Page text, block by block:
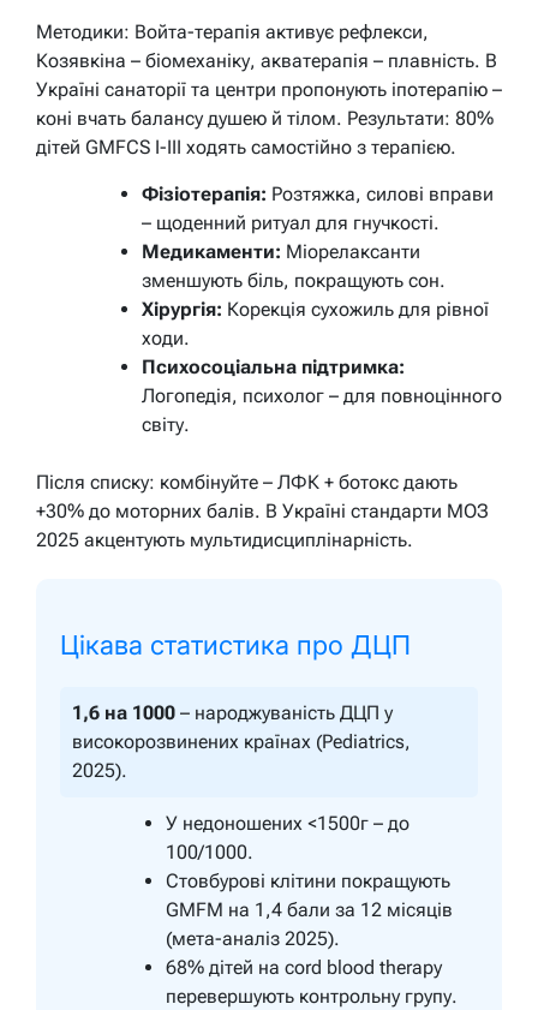
Методики: Войта-терапія активує рефлекси,
Козявкіна – біомеханіку, акватерапія – плавність. В
Україні санаторії та центри пропонують іпотерапію –
коні вчать балансу душею й тілом. Результати: 80%
дітей GMFCS I-III ходять самостійно з терапією.
Фізіотерапія: Розтяжка, силові вправи
– щоденний ритуал для гнучкості.
Медикаменти: Міорелаксанти
зменшують біль, покращують сон.
Хірургія: Корекція сухожиль для рівної
ходи.
Психосоціальна підтримка:
Логопедія, психолог – для повноцінного
світу.
Після списку: комбінуйте – ЛФК + ботокс дають
+30% до моторних балів. В Україні стандарти МОЗ
2025 акцентують мультидисциплінарність.
Цікава статистика про ДЦП
1,6 на 1000 – народжуваність ДЦП у
високорозвинених країнах (Pediatrics,
2025).
У недоношених <1500г – до
100/1000.
Стовбурові клітини покращують
GMFM на 1,4 бали за 12 місяців
(мета-аналіз 2025).
68% дітей на cord blood therapy
перевершують контрольну групу.